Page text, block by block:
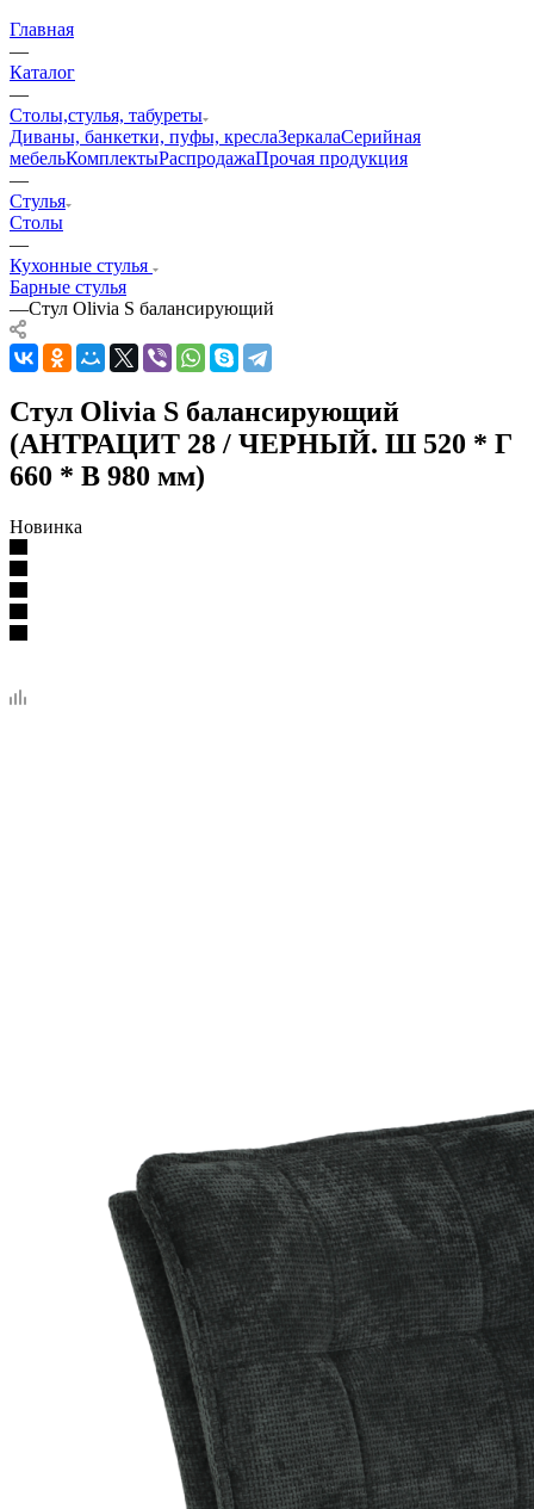
Главная
—
Каталог
—
Столы,стулья, табуреты
Диваны, банкетки, пуфы, креслаЗеркалаСерийная
мебельКомплектыРаспродажаПрочая продукция
—
Стулья
Столы
—
Кухонные стулья
Барные стулья
—Стул Olivia S балансирующий
Стул Olivia S балансирующий
(АНТРАЦИТ 28 / ЧЕРНЫЙ. Ш 520 * Г
660 * В 980 мм)
Новинка